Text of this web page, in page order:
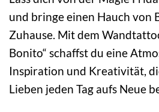
und bringe einen Hauch von
Zuhause. Mit dem
Bonito“ schaffst du eine
Inspiration und Kreativität,
Lieben jeden Tag aufs Neue